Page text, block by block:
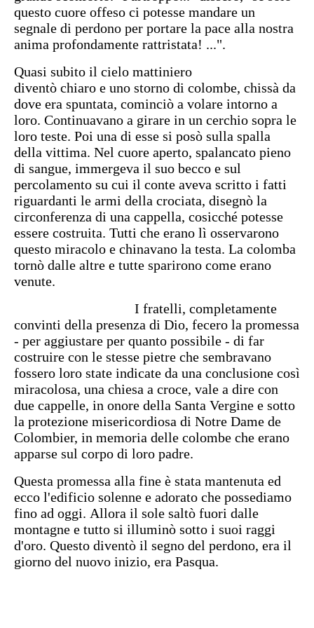
questo cuore offeso ci potesse mandare un
segnale di perdono per portare la pace alla nostra
anima profondamente rattristata! ...".
Quasi subito il cielo mattiniero
diventò chiaro e uno storno di colombe, chissà da
dove era spuntata, cominciò a volare intorno a
loro. Continuavano a girare in un cerchio sopra le
loro teste. Poi una di esse si posò sulla spalla
della vittima. Nel cuore aperto, spalancato pieno
di sangue, immergeva il suo becco e sul
percolamento su cui il conte aveva scritto i fatti
riguardanti le armi della crociata, disegnò la
circonferenza di una cappella, cosicché potesse
essere costruita. Tutti che erano lì osservarono
questo miracolo e chinavano la testa. La colomba
tornò dalle altre e tutte sparirono come erano
venute.
I fratelli, completamente
convinti della presenza di Dio, fecero la promessa
- per aggiustare per quanto possibile - di far
costruire con le stesse pietre che sembravano
fossero loro state indicate da una conclusione così
miracolosa, una chiesa a croce, vale a dire con
due cappelle, in onore della Santa Vergine e sotto
la protezione misericordiosa di Notre Dame de
Colombier, in memoria delle colombe che erano
apparse sul corpo di loro padre.
Questa promessa alla fine è stata mantenuta ed
ecco l'edificio solenne e adorato che possediamo
fino ad oggi. Allora il sole saltò fuori dalle
montagne e tutto si illuminò sotto i suoi raggi
d'oro. Questo diventò il segno del perdono, era il
giorno del nuovo inizio, era Pasqua.